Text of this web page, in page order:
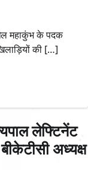
महाकुंभ के पदक
की […]
लेफ्टिनेंट
अध्यक्ष